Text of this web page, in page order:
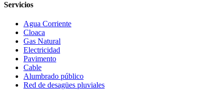
Servicios
Agua Corriente
Cloaca
Gas Natural
Electricidad
Pavimento
Cable
Alumbrado público
Red de desagües pluviales